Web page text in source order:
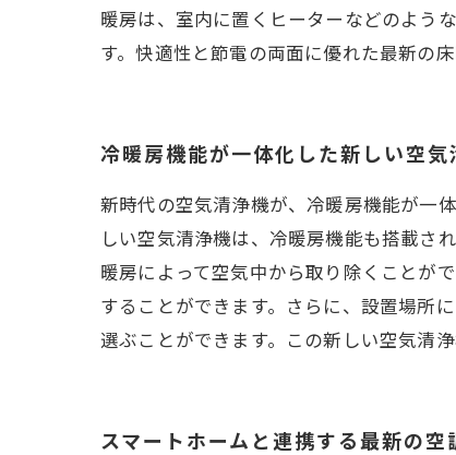
暖房は、室内に置くヒーターなどのよう
す。快適性と節電の両面に優れた最新の
冷暖房機能が一体化した新しい空気
新時代の空気清浄機が、冷暖房機能が一
しい空気清浄機は、冷暖房機能も搭載さ
暖房によって空気中から取り除くことが
することができます。さらに、設置場所
選ぶことができます。この新しい空気清
スマートホームと連携する最新の空